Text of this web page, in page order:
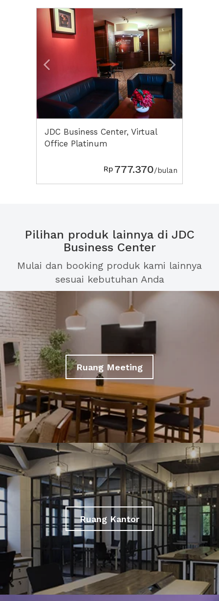
Previous Next2
JDC Business Center, Virtual
Office Platinum
Rp 777.370/bulan
Pilihan produk lainnya di JDC
Business Center
Mulai dan booking produk kami lainnya
sesuai kebutuhan Anda
Ruang Meeting
Ruang Kantor